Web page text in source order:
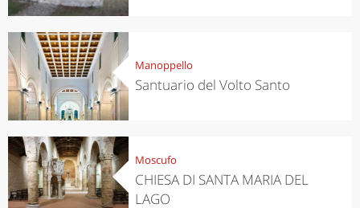
Manoppello
Santuario del Volto Santo
Moscufo
CHIESA DI SANTA MARIA DEL
LAGO